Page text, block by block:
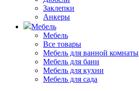
Заклепки
Анкеры
Мебель
Мебель
Все товары
Мебель для ванной комнаты
Мебель для бани
Мебель для кухни
Мебель для сада